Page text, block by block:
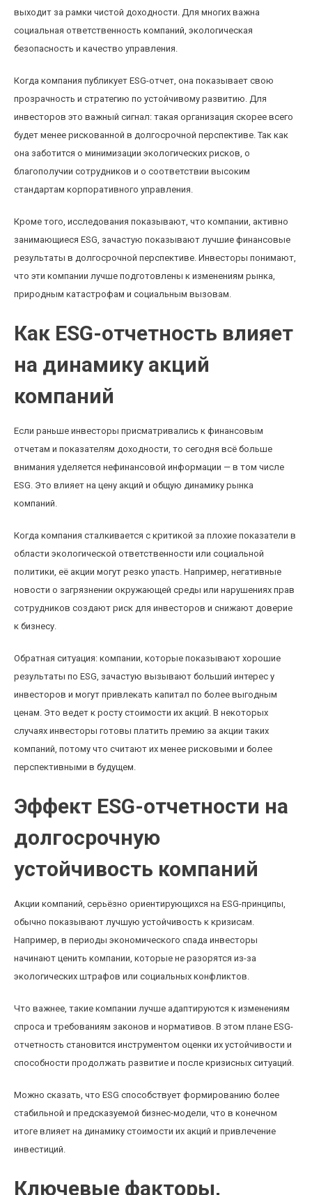
выходит за рамки чистой доходности. Для многих важна
социальная ответственность компаний, экологическая
безопасность и качество управления.
Когда компания публикует ESG-отчет, она показывает свою
прозрачность и стратегию по устойчивому развитию. Для
инвесторов это важный сигнал: такая организация скорее всего
будет менее рискованной в долгосрочной перспективе. Так как
она заботится о минимизации экологических рисков, о
благополучии сотрудников и о соответствии высоким
стандартам корпоративного управления.
Кроме того, исследования показывают, что компании, активно
занимающиеся ESG, зачастую показывают лучшие финансовые
результаты в долгосрочной перспективе. Инвесторы понимают,
что эти компании лучше подготовлены к изменениям рынка,
природным катастрофам и социальным вызовам.
Как ESG-отчетность влияет
на динамику акций
компаний
Если раньше инвесторы присматривались к финансовым
отчетам и показателям доходности, то сегодня всё больше
внимания уделяется нефинансовой информации — в том числе
ESG. Это влияет на цену акций и общую динамику рынка
компаний.
Когда компания сталкивается с критикой за плохие показатели в
области экологической ответственности или социальной
политики, её акции могут резко упасть. Например, негативные
новости о загрязнении окружающей среды или нарушениях прав
сотрудников создают риск для инвесторов и снижают доверие
к бизнесу.
Обратная ситуация: компании, которые показывают хорошие
результаты по ESG, зачастую вызывают больший интерес у
инвесторов и могут привлекать капитал по более выгодным
ценам. Это ведет к росту стоимости их акций. В некоторых
случаях инвесторы готовы платить премию за акции таких
компаний, потому что считают их менее рисковыми и более
перспективными в будущем.
Эффект ESG-отчетности на
долгосрочную
устойчивость компаний
Акции компаний, серьёзно ориентирующихся на ESG-принципы,
обычно показывают лучшую устойчивость к кризисам.
Например, в периоды экономического спада инвесторы
начинают ценить компании, которые не разорятся из-за
экологических штрафов или социальных конфликтов.
Что важнее, такие компании лучше адаптируются к изменениям
спроса и требованиям законов и нормативов. В этом плане ESG-
отчетность становится инструментом оценки их устойчивости и
способности продолжать развитие и после кризисных ситуаций.
Можно сказать, что ESG способствует формированию более
стабильной и предсказуемой бизнес-модели, что в конечном
итоге влияет на динамику стоимости их акций и привлечение
инвестиций.
Ключевые факторы,